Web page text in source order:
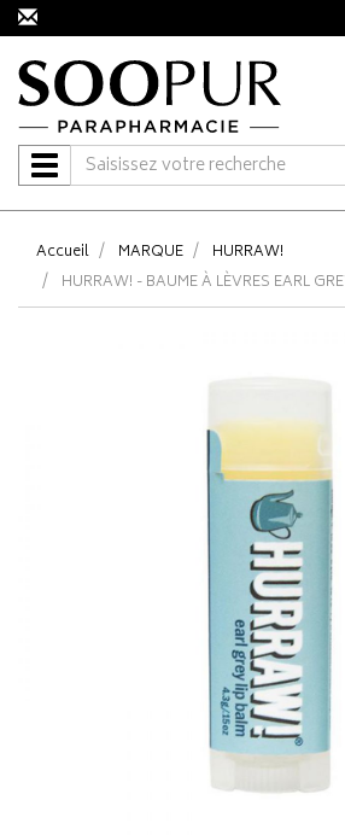
Navigation
Accueil MARQUE
HURRAW!
HURRAW! - BAUME À LÈVRES EARL